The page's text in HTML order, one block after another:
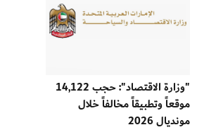
"وزارة الاقتصاد": حجب 14,122
موقعاً وتطبيقاً مخالفاً خلال
مونديال 2026